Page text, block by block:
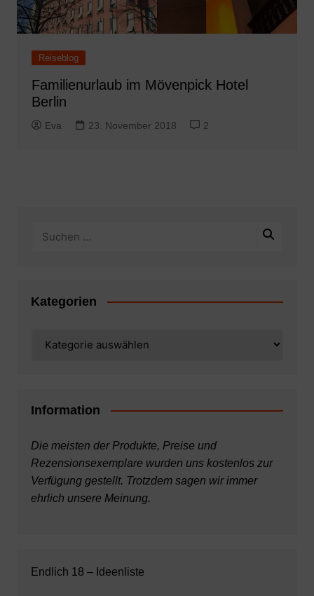
Reiseblog
Familienurlaub im Mövenpick Hotel
Berlin
Eva 23. November 2018 2
Kategorien
Information
Die meisten der Produkte, Preise und
Rezensionsexemplare wurden uns kostenlos zur
Verfügung gestellt. Trotzdem sagen wir immer
ehrlich unsere Meinung.
Endlich 18 – Ideenliste